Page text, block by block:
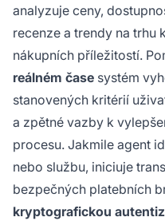
analyzuje ceny,
recenze a trendy na
nákupních příležitostí.
reálném čase systém
stanovených kritérií
a zpětné vazby k
procesu. Jakmile agent
nebo službu, iniciuje
bezpečných platebních
kryptografickou